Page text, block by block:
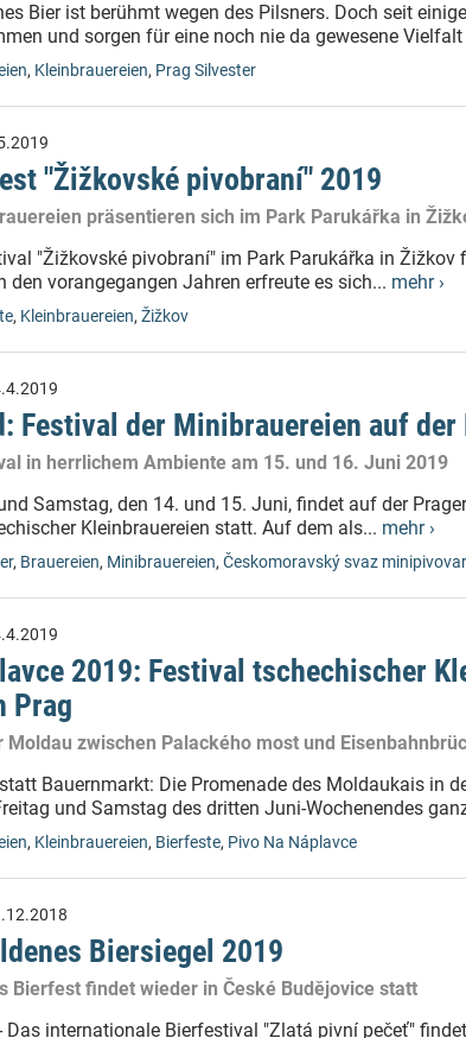
Bier ist berühmt wegen des Pilsners. Doch seit
und sorgen für eine noch nie da gewesene
, Kleinbrauereien, Prag Silvester
"Žižkovské pivobraní" 2019
präsentieren sich im Park Parukářka in
"Žižkovské pivobraní" im Park Parukářka in
den vorangegangen Jahren erfreute es sich... mehr ›
, Kleinbrauereien, Žižkov
Festival der Minibrauereien auf der
in herrlichem Ambiente am 15. und 16. Juni 2019
Samstag, den 14. und 15. Juni, findet auf der
Kleinbrauereien statt. Auf dem als... mehr ›
, Brauereien, Minibrauereien, Českomoravský svaz
2019: Festival tschechischer
Prag
zwischen Palackého most und
Bauernmarkt: Die Promenade des Moldaukais in
und Samstag des dritten Juni-Wochenendes
, Kleinbrauereien, Bierfeste, Pivo Na Náplavce
Biersiegel 2019
Bierfest findet wieder in České Budějovice statt
Das internationale Bierfestival "Zlatá pivní pečeť"